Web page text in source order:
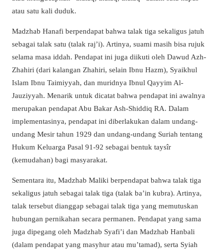
atau satu kali duduk.
Madzhab Hanafi berpendapat bahwa talak tiga sekaligus jatuh
sebagai talak satu (talak raj’i). Artinya, suami masih bisa rujuk
selama masa iddah. Pendapat ini juga diikuti oleh Dawud Azh-
Zhahiri (dari kalangan Zhahiri, selain Ibnu Hazm), Syaikhul
Islam Ibnu Taimiyyah, dan muridnya Ibnul Qayyim Al-
Jauziyyah. Menarik untuk dicatat bahwa pendapat ini awalnya
merupakan pendapat Abu Bakar Ash-Shiddiq RA. Dalam
implementasinya, pendapat ini diberlakukan dalam undang-
undang Mesir tahun 1929 dan undang-undang Suriah tentang
Hukum Keluarga Pasal 91-92 sebagai bentuk taysîr
(kemudahan) bagi masyarakat.
Sementara itu, Madzhab Maliki berpendapat bahwa talak tiga
sekaligus jatuh sebagai talak tiga (talak ba’in kubra). Artinya,
talak tersebut dianggap sebagai talak tiga yang memutuskan
hubungan pernikahan secara permanen. Pendapat yang sama
juga dipegang oleh Madzhab Syafi’i dan Madzhab Hanbali
(dalam pendapat yang masyhur atau mu’tamad), serta Syiah